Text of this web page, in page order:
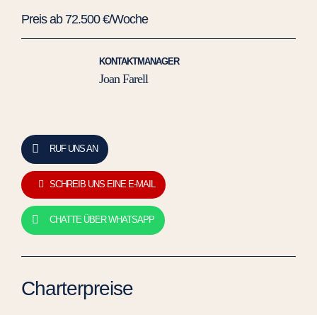
Preis ab 72.500 €/Woche
KONTAKTMANAGER
Joan Farell
RUF UNS AN
SCHREIB UNS EINE E-MAIL
CHATTE ÜBER WHATSAPP
Charterpreise